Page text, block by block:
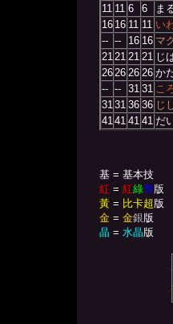
11 11 6 6
ま
16 16 11 11 い
-- -- 16 16 マ
2121 21 21 じ
2626 26 26 か
-- -- 31 31 こ
3131 36 36 じ
4141 41 41 だ
基 = 基本技
紅 = 紅綠青版
黃= 比卡超 版
金= 金銀 版
晶 = 水晶 版